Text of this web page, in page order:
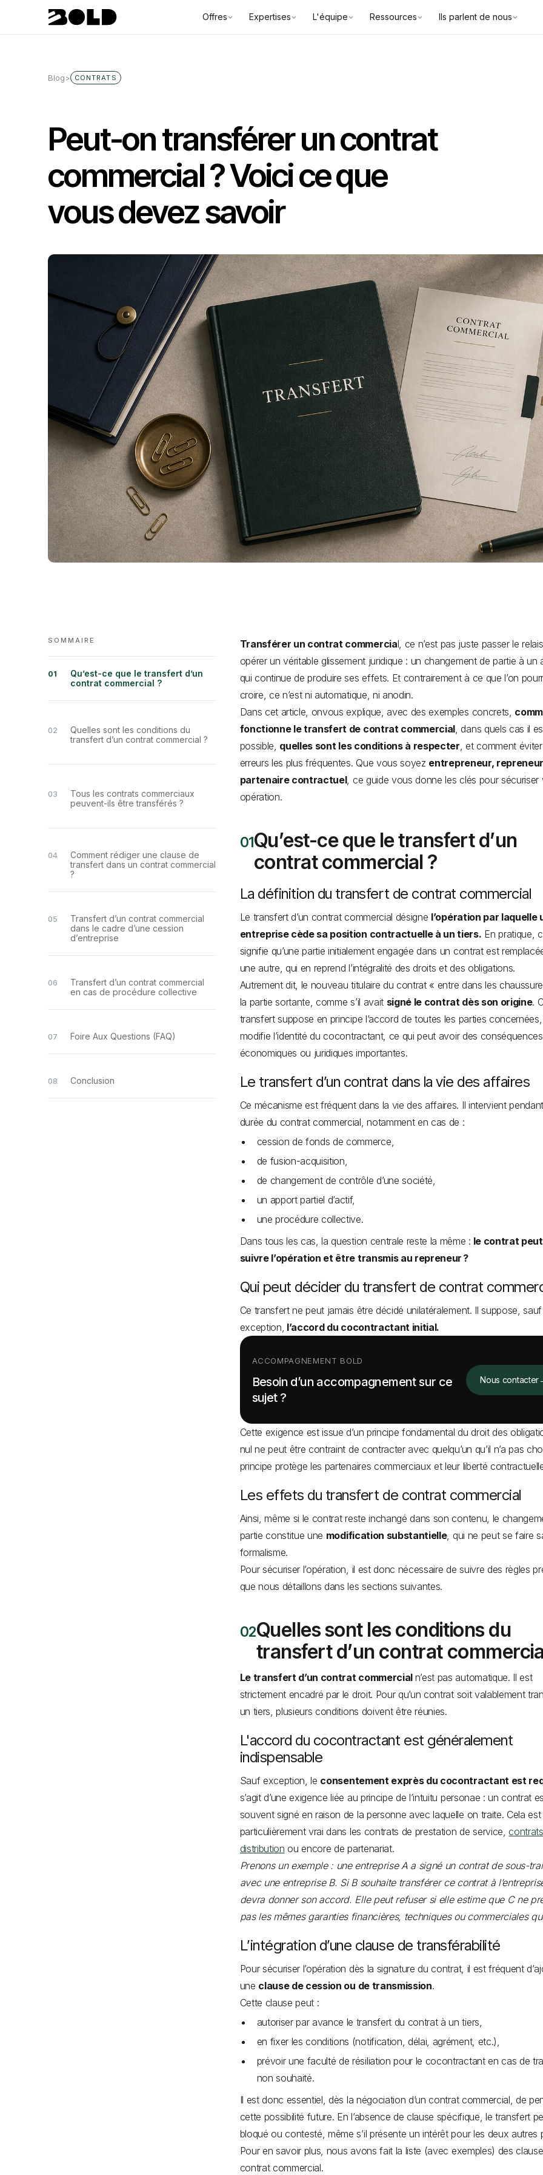
Offres Expertises L'équipe Ressources Ils parlent de nous
Blog> CONTRATS
Peut-on transférer un contrat
commercial ? Voici ce que
vous devez savoir
SOMMAIRE
Qu’est-ce que le transfert d’un
contrat commercial ?
Quelles sont les conditions du
transfert d’un contrat commercial ?
Tous les contrats commerciaux
peuvent-ils être transférés ?
Comment rédiger une clause de
transfert dans un contrat commercial
?
Transfert d’un contrat commercial
dans le cadre d’une cession
d’entreprise
Transfert d’un contrat commercial
en cas de procédure collective
Foire Aux Questions (FAQ)
Conclusion
Transférer un contrat commercial, ce n’est pas juste passer le relais
opérer un véritable glissement juridique : un changement de partie à un
qui continue de produire ses effets. Et contrairement à ce que l’on
croire, ce n’est ni automatique, ni anodin.
Dans cet article, onvous explique, avec des exemples concrets,
fonctionne le transfert de contrat commercial, dans quels cas il
possible, quelles sont les conditions à respecter, et comment
erreurs les plus fréquentes. Que vous soyez entrepreneur,
partenaire contractuel, ce guide vous donne les clés pour sécuriser
opération.
Qu’est-ce que le transfert d’un
contrat commercial ?
La définition du transfert de contrat commercial
Le transfert d’un contrat commercial désigne l’opération par laquelle
entreprise cède sa position contractuelle à un tiers. En pratique,
signifie qu’une partie initialement engagée dans un contrat est
une autre, qui en reprend l’intégralité des droits et des obligations.
Autrement dit, le nouveau titulaire du contrat « entre dans les
la partie sortante, comme s’il avait signé le contrat dès son origine.
transfert suppose en principe l’accord de toutes les parties
modifie l’identité du cocontractant, ce qui peut avoir des conséquences
économiques ou juridiques importantes.
Le transfert d’un contrat dans la vie des affaires
Ce mécanisme est fréquent dans la vie des affaires. Il intervient
durée du contrat commercial, notamment en cas de :
cession de fonds de commerce,
de fusion-acquisition,
de changement de contrôle d’une société,
un apport partiel d’actif,
une procédure collective.
Dans tous les cas, la question centrale reste la même : le contrat
suivre l’opération et être transmis au repreneur ?
Qui peut décider du transfert de contrat
Ce transfert ne peut jamais être décidé unilatéralement. Il suppose, sauf
exception, l’accord du cocontractant initial.
ACCOMPAGNEMENT BOLD
Besoin d’un accompagnement sur ce
sujet ?
Nous contacter
Cette exigence est issue d’un principe fondamental du droit des
nul ne peut être contraint de contracter avec quelqu’un qu’il n’a pas
principe protège les partenaires commerciaux et leur liberté
Les effets du transfert de contrat commercial
Ainsi, même si le contrat reste inchangé dans son contenu, le
partie constitue une modification substantielle, qui ne peut se faire
formalisme.
Pour sécuriser l’opération, il est donc nécessaire de suivre des règles
que nous détaillons dans les sections suivantes.
Quelles sont les conditions du
transfert d’un contrat
Le transfert d’un contrat commercial n’est pas automatique. Il est
strictement encadré par le droit. Pour qu’un contrat soit valablement
un tiers, plusieurs conditions doivent être réunies.
L'accord du cocontractant est généralement
indispensable
Sauf exception, le consentement exprès du cocontractant est
s’agit d’une exigence liée au principe de l’intuitu personae : un contrat
souvent signé en raison de la personne avec laquelle on traite. Cela est
particulièrement vrai dans les contrats de prestation de service,
distribution ou encore de partenariat.
Prenons un exemple : une entreprise A a signé un contrat de sous-
avec une entreprise B. Si B souhaite transférer ce contrat à
devra donner son accord. Elle peut refuser si elle estime que C ne
pas les mêmes garanties financières, techniques ou commerciales
L’intégration d’une clause de transférabilité
Pour sécuriser l’opération dès la signature du contrat, il est fréquent
une clause de cession ou de transmission.
Cette clause peut :
autoriser par avance le transfert du contrat à un tiers,
en fixer les conditions (notification, délai, agrément, etc.),
prévoir une faculté de résiliation pour le cocontractant en cas de
non souhaité.
Il est donc essentiel, dès la négociation d’un contrat commercial, de
cette possibilité future. En l’absence de clause spécifique, le transfert
bloqué ou contesté, même s’il présente un intérêt pour les deux autres
Pour en savoir plus, nous avons fait la liste (avec exemples) des
contrat commercial.